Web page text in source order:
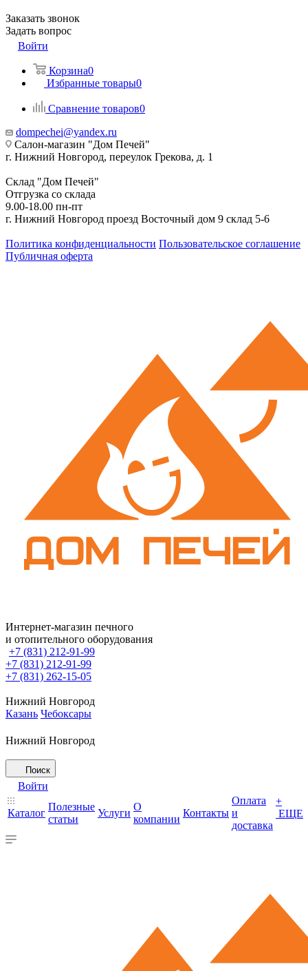
Заказать звонок
Задать вопрос
Войти
Корзина0
Избранные товары0
Сравнение товаров0
dompechei@yandex.ru
Салон-магазин "Дом Печей"
г. Нижний Новгород, переулок Грекова, д. 1
Склад "Дом Печей"
Отгрузка со склада
9.00-18.00 пн-пт
г. Нижний Новгород проезд Восточный дом 9 склад 5-6
Политика конфиденциальности Пользовательское соглашение
Публичная оферта
Интернет-магазин печного
и отопительного оборудования
+7 (831) 212-91-99
+7 (831) 212-91-99
+7 (831) 262-15-05
Нижний Новгород
Казань Чебоксары
Нижний Новгород
Поиск
Войти
Каталог
Полезные
статьи
Услуги
О
компании
Контакты
Оплата
и
доставка
+
ЕЩЕ